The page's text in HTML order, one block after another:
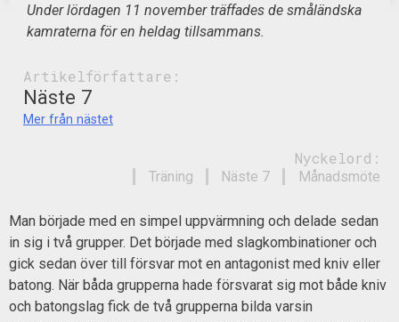
Under lördagen 11 november träffades de småländska
kamraterna för en heldag tillsammans.
Artikelförfattare:
Näste 7
Mer från nästet
Nyckelord:
Månadsmöte
Näste 7
Träning
Man började med en simpel uppvärmning och delade sedan
in sig i två grupper. Det började med slagkombinationer och
gick sedan över till försvar mot en antagonist med kniv eller
batong. När båda grupperna hade försvarat sig mot både kniv
och batongslag fick de två grupperna bilda varsin